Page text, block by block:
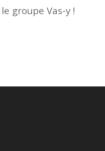
groupe Vas-y !